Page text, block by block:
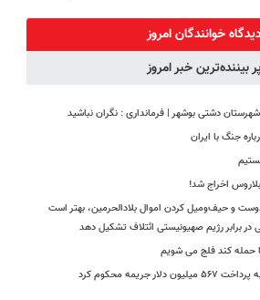
خوانندگان امروز
بیننده‌ترین خبر امروز
دشتی بوشهر | فرمانداری : نگران نباشید
جنگ با ایران
اخراج شد!
و حیف‌ومیل کردن اموال بلادالحرمین، بهتر است
در برابر رژیم صهیونیستی ائتلاف تشکیل دهد
حمله کند فلج می شویم
جریمه محکوم کرد